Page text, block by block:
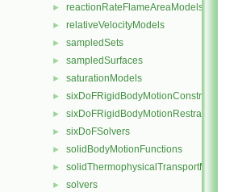
► reactionRateFlameAreaModels
► relativeVelocityModels
► sampledSets
► sampledSurfaces
► saturationModels
► sixDoFRigidBodyMotionConstraints
► sixDoFRigidBodyMotionRestraints
► sixDoFSolvers
► solidBodyMotionFunctions
► solidThermophysicalTransportModels
► solvers